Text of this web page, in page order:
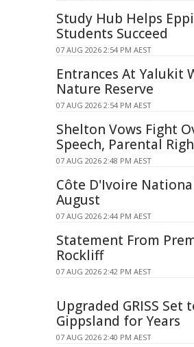
Study Hub Helps
Students Succeed
07 AUG 2026 2:54 PM AEST
Entrances At Yalukit
Nature Reserve
07 AUG 2026 2:54 PM AEST
Shelton Vows Fight
Speech, Parental
07 AUG 2026 2:48 PM AEST
Côte D'Ivoire
August
07 AUG 2026 2:44 PM AEST
Statement From
Rockliff
07 AUG 2026 2:42 PM AEST
Upgraded GRISS Set
Gippsland for Years
07 AUG 2026 2:40 PM AEST